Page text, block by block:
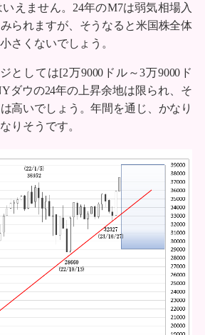
えません。24年のM7は弱気相場入
られますが、そうなると米国株全体
さくないでしょう。
としては[2万9000ドル～3万9000ド
ダウの24年の上昇余地は限られ、そ
高いでしょう。年間を通じ、かなり
りそうです。